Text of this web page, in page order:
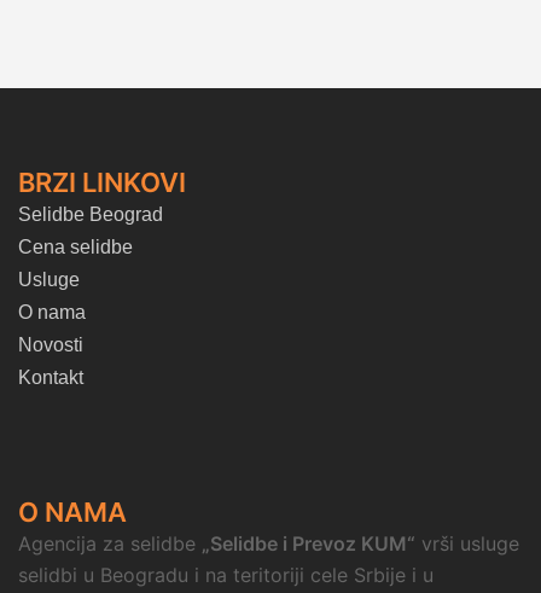
BRZI LINKOVI
Selidbe Beograd
Cena selidbe
Usluge
O nama
Novosti
Kontakt
O NAMA
Agencija za selidbe „Selidbe i Prevoz KUM“ vrši usluge
selidbi u Beogradu i na teritoriji cele Srbije i u